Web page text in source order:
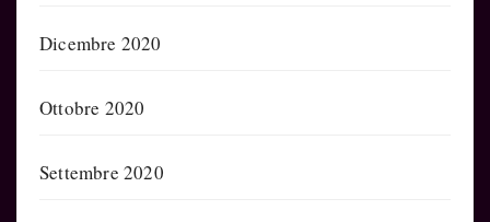
Dicembre 2020
Ottobre 2020
Settembre 2020